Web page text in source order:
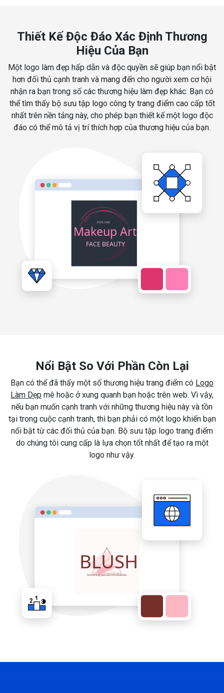
Thiết Kế Độc Đáo Xác Định Thương
Hiệu Của Bạn
Một logo làm đẹp hấp dẫn và độc quyền sẽ giúp bạn nổi bật
hơn đối thủ cạnh tranh và mang đến cho người xem cơ hội
nhận ra bạn trong số các thương hiệu làm đẹp khác. Bạn có
thể tìm thấy bộ sưu tập logo công ty trang điểm cao cấp tốt
nhất trên nền tảng này, cho phép bạn thiết kế một logo độc
đáo có thể mô tả vị trí thích hợp của thương hiệu của bạn.
Nổi Bật So Với Phần Còn Lại
Bạn có thể đã thấy một số thương hiệu trang điểm có Logo
Làm Dẹp mê hoặc ở xung quanh bạn hoặc trên web. Vì vậy,
nếu bạn muốn cạnh tranh với những thương hiệu này và tồn
tại trong cuộc cạnh tranh, thì bạn phải có một logo khiến bạn
nổi bật từ các đối thủ của bạn. Bộ sưu tập logo trang điểm
do chúng tôi cung cấp là lựa chọn tốt nhất để tạo ra một
logo như vậy.